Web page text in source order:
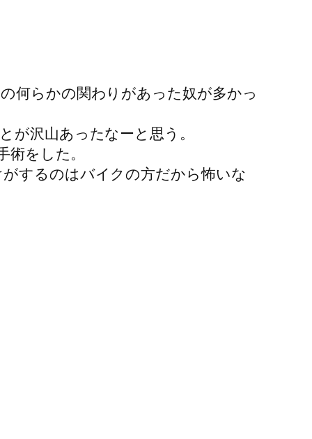
何らかの関わりがあった奴が多かっ
沢山あったなーと思う。
をした。
するのはバイクの方だから怖いな